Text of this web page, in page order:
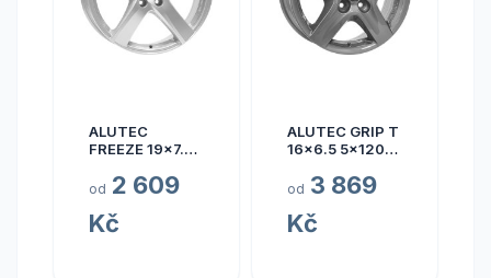
ALUTEC
FREEZE 19x7.5
od 2 609
Kč
ALUTEC GRIP T
16x6.5 5x120
od 3 869
Kč